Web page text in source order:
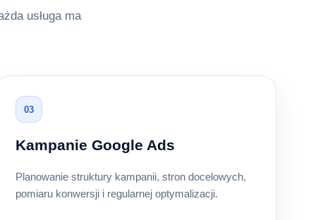
usługa ma
03
Kampanie Google Ads
Planowanie struktury kampanii, stron docelowych,
pomiaru konwersji i regularnej optymalizacji.